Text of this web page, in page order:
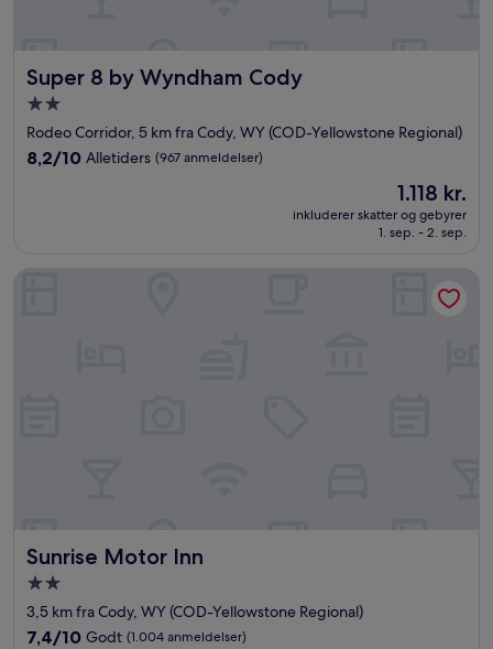
Super 8 by Wyndham Cody
Super 8 by Wyndham Cody
2.0-
stjernet
overnatningssted
Rodeo Corridor, 5 km fra Cody, WY (COD-Yellowstone Regional)
8.2
anmeldelser)
8,2/10 Alletiders (967 anmeldelser)
Prisen
1.118 kr.
1.118 kr.
inkluderer skatter og gebyrer
1. sep. - 2. sep.
Sunrise Motor Inn
Sunrise Motor Inn
2.0-
stjernet
overnatningssted
3,5 km fra Cody, WY (COD-Yellowstone Regional)
7.4
7,4/10 Godt (1.004 anmeldelser)
Sunrise Motor Inn